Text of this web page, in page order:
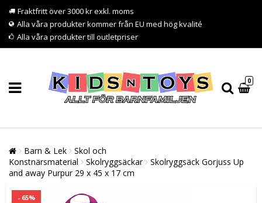
Fraktfritt över 3000 kr exkl. moms
Alla våra produkter kommer från EU med hög kvalité
Alla våra produkter till outletpriser
0
Barn & Lek
Skol och
Konstnärsmaterial
Skolryggsäckar
Skolryggsäck Gorjuss Up
and away Purpur 29 x 45 x 17 cm
- 65%